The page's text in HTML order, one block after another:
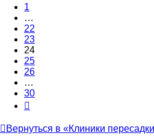
1
…
22
23
24
25
26
…
30
Вернуться в «Клиники